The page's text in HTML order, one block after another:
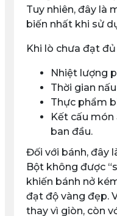
Tuy nhiên, đây là
biến nhất khi sử
Khi lò chưa đạt
Nhiệt lượng
Thời gian
Thực phẩm
Kết cấu
ban đầu.
Đối với bánh, đây
Bột không được
khiến bánh nở
đạt độ vàng đẹp.
thay vì giòn, còn